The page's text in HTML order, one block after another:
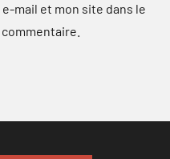
mail et mon site dans le